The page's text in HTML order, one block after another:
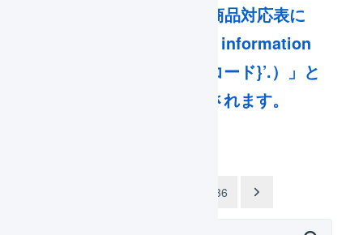
Qoo10との連携で商品対応表に
「Fail to find Item information
with ‘{店舗の商品コード}’.）」と
いうエラーが表示されます。
36